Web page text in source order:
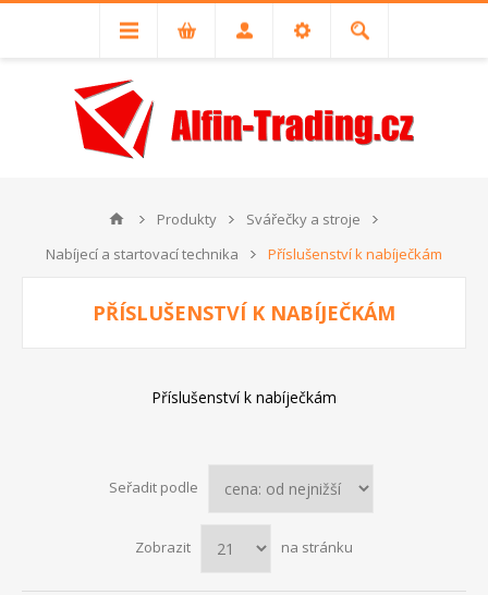
Produkty
Svářečky a stroje
Nabíjecí a startovací technika
Příslušenství k nabíječkám
PŘÍSLUŠENSTVÍ K NABÍJEČKÁM
Příslušenství k nabíječkám
Seřadit podle
Zobrazit na stránku